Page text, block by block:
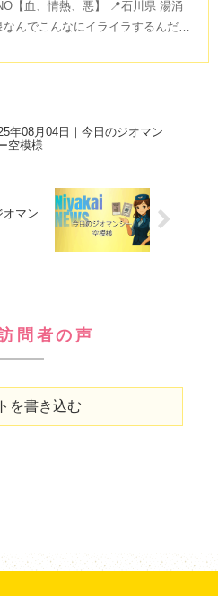
【血、情熱、悪】 📍石川県 湯涌
なんでこんなにイライラするんだろ
くり浸かるのがいいかも♨️燃える紅
い情熱があるんだ
年08月04日｜今日のジオマン
空模様
オマン
問者の声
を書き込む